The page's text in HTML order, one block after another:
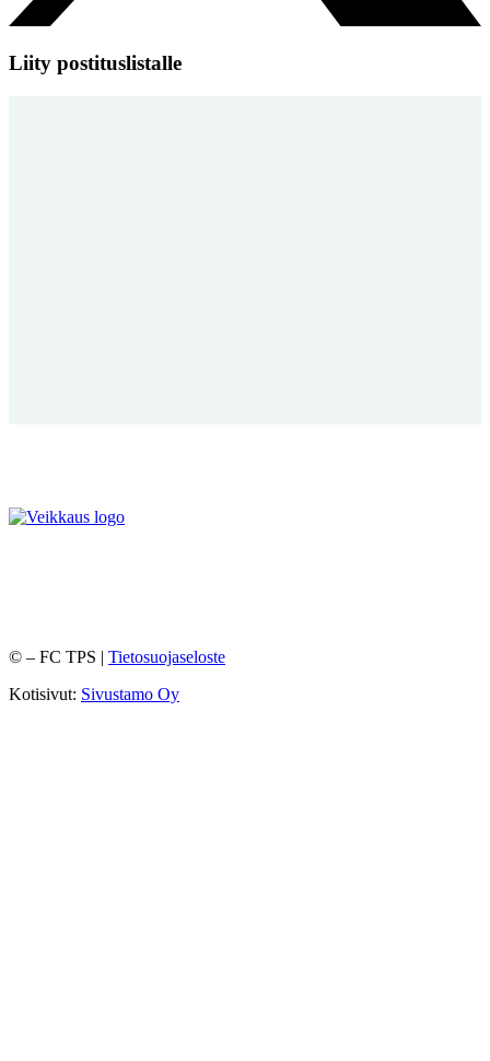
Liity postituslistalle
© – FC TPS | Tietosuojaseloste
Kotisivut: Sivustamo Oy